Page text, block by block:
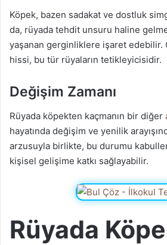
Köpek, bazen sadakat ve dostluk
da, rüyada tehdit unsuru haline
yaşanan gerginliklere işaret edebilir.
hissi, bu tür rüyaların tetikleyicisidir.
Değişim Zamanı
Rüyada köpekten kaçmanın bir diğer
hayatında değişim ve yenilik
arzusuyla birlikte, bu durumu
kişisel gelişime katkı sağlayabilir.
Rüyada